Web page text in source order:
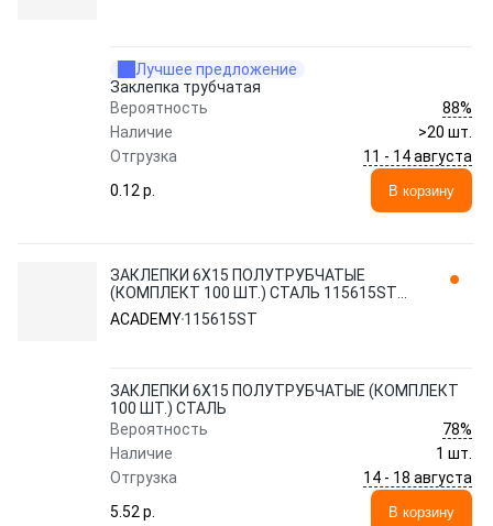
Лучшее предложение
Заклепка трубчатая
Вероятность
88%
Наличие
>20 шт.
Отгрузка
11 - 14 августа
0.12 p.
В корзину
ЗАКЛЕПКИ 6X15 ПОЛУТРУБЧАТЫЕ
(КОМПЛЕКТ 100 ШТ.) СТАЛЬ 115615ST
ACADEMY
ACADEMY115615ST
ЗАКЛЕПКИ 6X15 ПОЛУТРУБЧАТЫЕ (КОМПЛЕКТ
100 ШТ.) СТАЛЬ
Вероятность
78%
Наличие
1 шт.
Отгрузка
14 - 18 августа
5.52 p.
В корзину